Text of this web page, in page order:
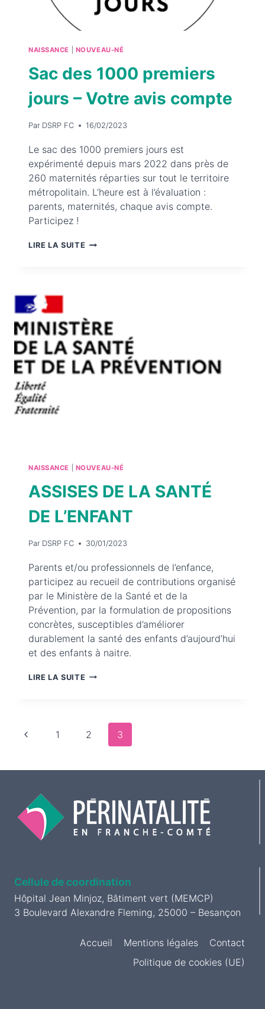
NAISSANCE NOUVEAU-NÉ
Sac des 1000 premiers
jours – Votre avis compte
Par DSRP FC 16/02/2023
Le sac des 1000 premiers jours est
expérimenté depuis mars 2022 dans près de
260 maternités réparties sur tout le territoire
métropolitain. L’heure est à l’évaluation :
parents, maternités, chaque avis compte.
Participez !
LIRE LA SUITE SAC
VOTRE
AVIS
COMPTE
NAISSANCE NOUVEAU-NÉ
ASSISES DE LA SANTÉ
DE L’ENFANT
Par DSRP FC 30/01/2023
Parents et/ou professionnels de l’enfance,
participez au recueil de contributions organisé
par le Ministère de la Santé et de la
Prévention, par la formulation de propositions
concrètes, susceptibles d’améliorer
durablement la santé des enfants d’aujourd’hui
et des enfants à naitre.
LIRE LA SUITE ASSISES
DE
L’ENFANT
Navigation
Page
1 2 3
Cellule de coordination
Hôpital Jean Minjoz, Bâtiment vert (MEMCP)
3 Boulevard Alexandre Fleming, 25000 – Besançon
Accueil Mentions légales
Contact
Politique de cookies (UE)